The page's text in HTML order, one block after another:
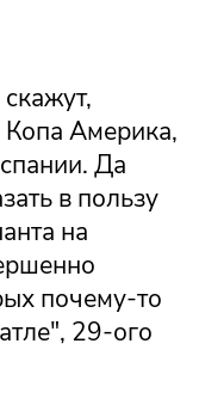
Копа Америка,
Да
в пользу
на
почему-то
29-ого